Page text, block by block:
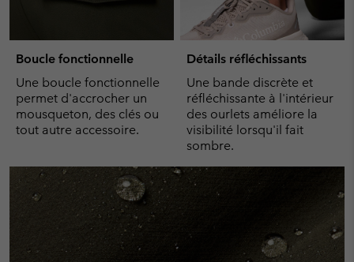
Boucle fonctionnelle
Une boucle fonctionnelle
permet d'accrocher un
mousqueton, des clés ou
tout autre accessoire.
Détails réfléchissants
Une bande discrète et
réfléchissante à l'intérieur
des ourlets améliore la
visibilité lorsqu'il fait
sombre.